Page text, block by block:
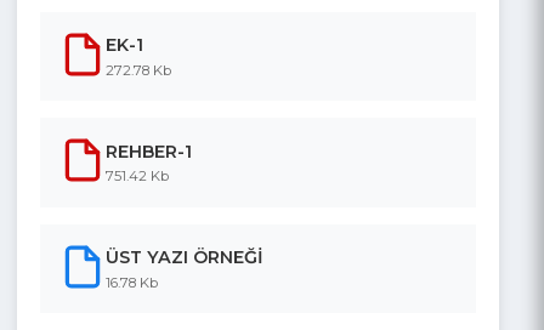
Kılavuzu’nda mevcuttur.
EK-1
REHBER-1